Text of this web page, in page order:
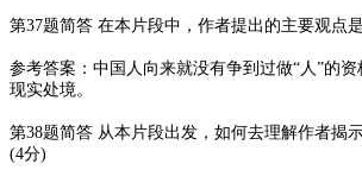
第37题简答 在本片段中，作者提出的主要观点
参考答案：中国人向来就没有争到过做“人”的
现实处境。
第38题简答 从本片段出发，如何去理解作者揭
(4分)